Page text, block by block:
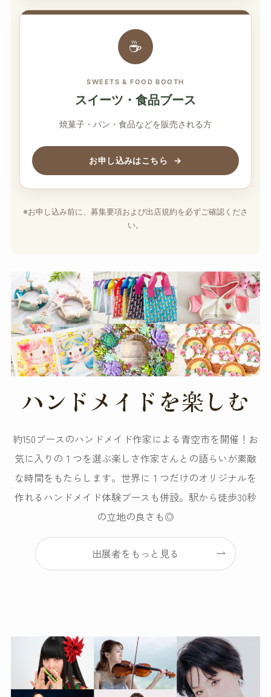
☕
SWEETS & FOOD BOOTH
スイーツ・食品ブース
焼菓子・パン・食品などを販売される方
お申し込みはこちら →
※お申し込み前に、募集要項および出店規約を必ずご確認くださ
い。
約150ブースのハンドメイド作家による青空市を開催！お
気に入りの１つを選ぶ楽しさ作家さんとの語らいが素敵
な時間をもたらします。世界に１つだけのオリジナルを
作れるハンドメイド体験ブースも併設。駅から徒歩30秒
の立地の良さも◎
出展者をもっと見る